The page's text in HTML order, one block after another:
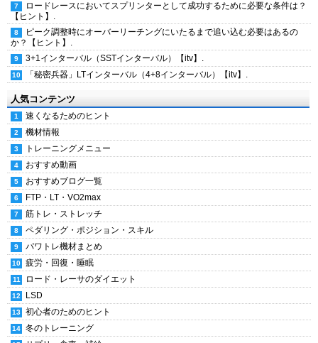
ロードレースにおいてスプリンターとして成功するために必要な条件は？
【ヒント】.
ピーク調整時にオーバーリーチングにいたるまで追い込む必要はあるの
か？【ヒント】.
3+1インターバル（SSTインターバル）【itv】.
「秘密兵器」LTインターバル（4+8インターバル）【itv】.
人気コンテンツ
速くなるためのヒント
機材情報
トレーニングメニュー
おすすめ動画
おすすめブログ一覧
FTP・LT・VO2max
筋トレ・ストレッチ
ペダリング・ポジション・スキル
パワトレ機材まとめ
疲労・回復・睡眠
ロード・レーサのダイエット
LSD
初心者のためのヒント
冬のトレーニング